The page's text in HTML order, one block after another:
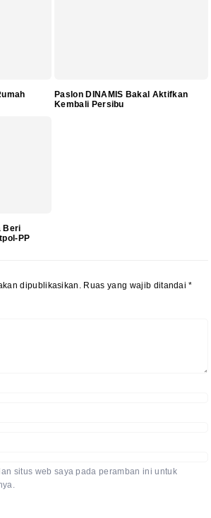
Paslon DINAMIS Bakal Aktifkan
Kembali Persibu
Beri
PP
dipublikasikan. Ruas yang wajib ditandai*
situs web saya pada peramban ini untuk